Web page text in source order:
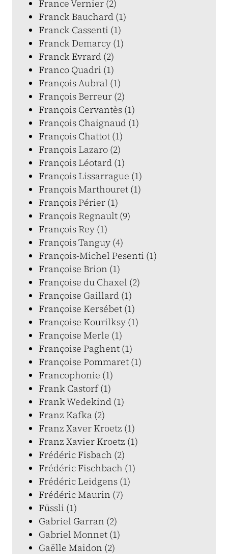
France Vernier (2)
Franck Bauchard (1)
Franck Cassenti (1)
Franck Demarcy (1)
Franck Evrard (2)
Franco Quadri (1)
François Aubral (1)
François Berreur (2)
François Cervantès (1)
François Chaignaud (1)
François Chattot (1)
François Lazaro (2)
François Léotard (1)
François Lissarrague (1)
François Marthouret (1)
François Périer (1)
François Regnault (9)
François Rey (1)
François Tanguy (4)
François-Michel Pesenti (1)
Françoise Brion (1)
Françoise du Chaxel (2)
Françoise Gaillard (1)
Françoise Kersébet (1)
Françoise Kourilksy (1)
Françoise Merle (1)
Françoise Paghent (1)
Françoise Pommaret (1)
Francophonie (1)
Frank Castorf (1)
Frank Wedekind (1)
Franz Kafka (2)
Franz Xaver Kroetz (1)
Franz Xavier Kroetz (1)
Frédéric Fisbach (2)
Frédéric Fischbach (1)
Frédéric Leidgens (1)
Frédéric Maurin (7)
Füssli (1)
Gabriel Garran (2)
Gabriel Monnet (1)
Gaëlle Maidon (2)